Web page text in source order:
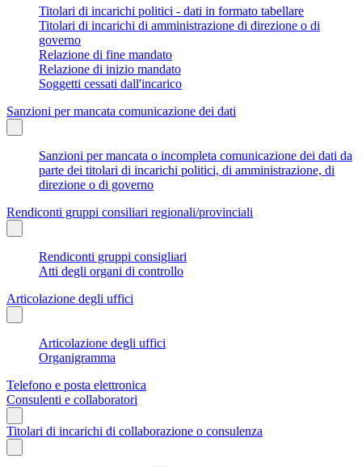
Titolari di incarichi politici - dati in formato tabellare
Titolari di incarichi di amministrazione di direzione o di
governo
Relazione di fine mandato
Relazione di inizio mandato
Soggetti cessati dall'incarico
Sanzioni per mancata comunicazione dei dati
Sanzioni per mancata o incompleta comunicazione dei dati da
parte dei titolari di incarichi politici, di amministrazione, di
direzione o di governo
Rendiconti gruppi consiliari regionali/provinciali
Rendiconti gruppi consigliari
Atti degli organi di controllo
Articolazione degli uffici
Articolazione degli uffici
Organigramma
Telefono e posta elettronica
Consulenti e collaboratori
Titolari di incarichi di collaborazione o consulenza